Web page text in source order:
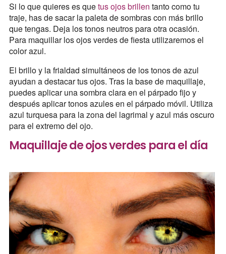
Si lo que quieres es quetus ojos brillen tanto como tu
traje, has de sacar la paleta de sombras con más brillo
que tengas. Deja los tonos neutros para otra ocasión.
Para maquillar los ojos verdes de fiesta utilizaremos el
color azul.
El brillo y la frialdad simultáneos de los tonos de azul
ayudan a destacar tus ojos. Tras la base de maquillaje,
puedes aplicar una sombra clara en el párpado fijo y
después aplicar tonos azules en el párpado móvil. Utiliza
azul turquesa para la zona del lagrimal y azul más oscuro
para el extremo del ojo.
Maquillaje de ojos verdes para el día